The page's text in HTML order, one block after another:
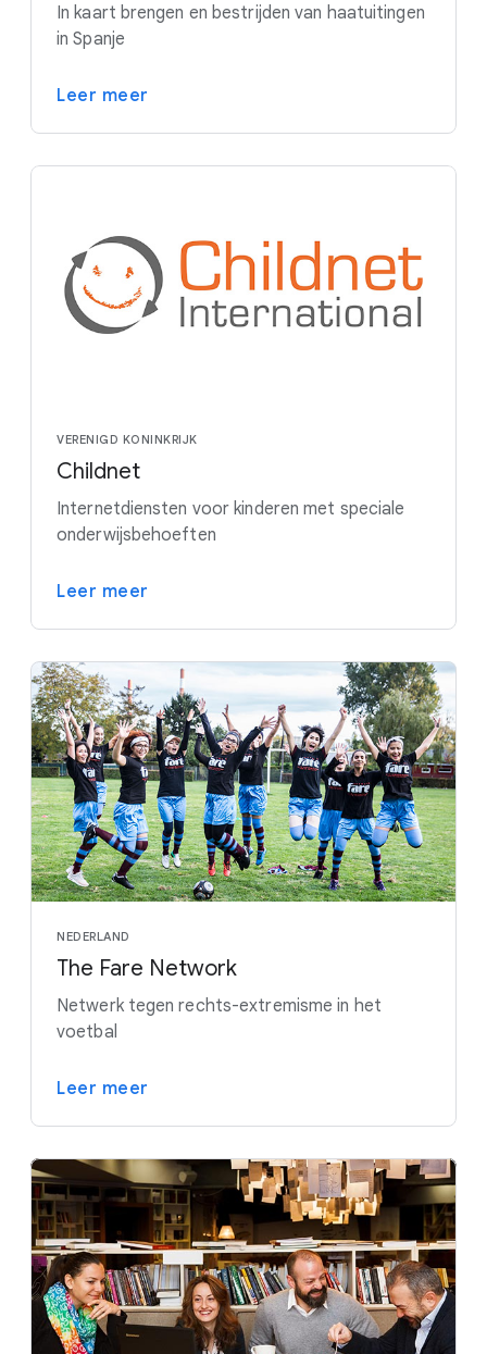
In kaart brengen en bestrijden van haatuitingen
in Spanje
Leer meer
VERENIGD KONINKRIJK
Childnet
Internetdiensten voor kinderen met speciale
onderwijsbehoeften
Leer meer
NEDERLAND
The Fare Network
Netwerk tegen rechts-extremisme in het
voetbal
Leer meer